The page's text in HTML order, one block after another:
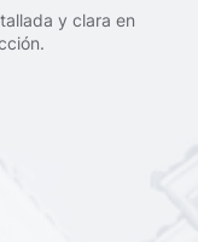
y clara en